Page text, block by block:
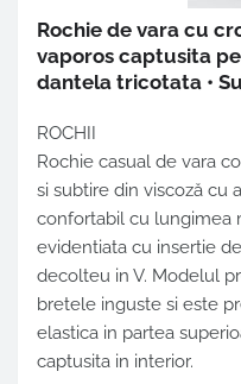
Rochie de vara cu
vaporos captusita
dantela tricotata •
ROCHII
Rochie casual de vara
si subtire din viscoză cu
confortabil cu lungimea
evidentiata cu insertie
decolteu in V. Modelul
bretele inguste si este
elastica in partea
captusita in interior.